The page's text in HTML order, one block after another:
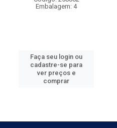
Embalagem: 4
Faça seu login ou
cadastre-se para
ver preços e
comprar